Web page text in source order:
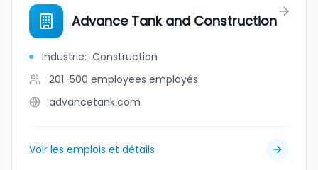
Advance Tank and Construction
Industrie: Construction
201-500 employees employés
advancetank.com
Voir les emplois et détails